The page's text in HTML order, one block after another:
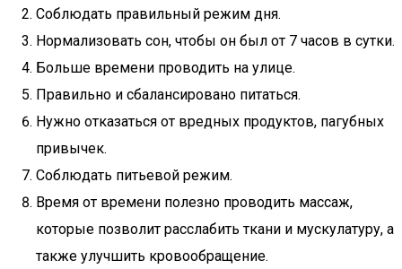
Соблюдать правильный режим дня.
Нормализовать сон, чтобы он был от 7 часов в сутки.
Больше времени проводить на улице.
Правильно и сбалансировано питаться.
Нужно отказаться от вредных продуктов, пагубных
привычек.
Соблюдать питьевой режим.
Время от времени полезно проводить массаж,
которые позволит расслабить ткани и мускулатуру, а
также улучшить кровообращение.